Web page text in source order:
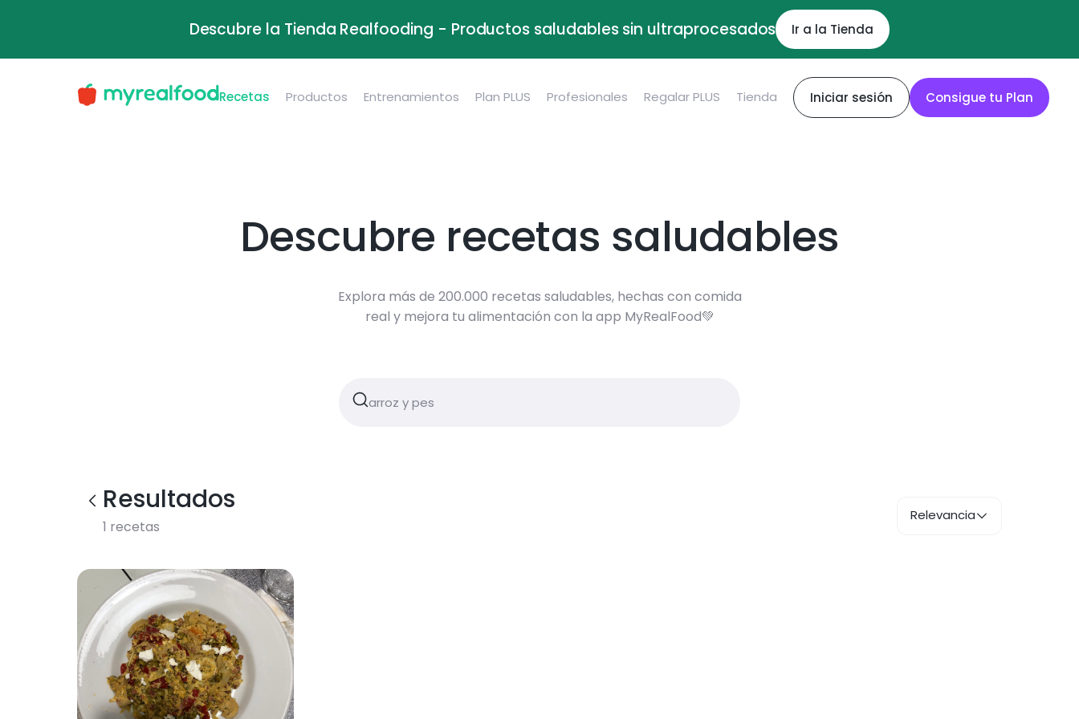
Descubre la Tienda Realfooding - Productos saludables sin ultraprocesados Ir a la Tienda
Recetas Productos Entrenamientos Plan PLUS Profesionales Regalar PLUS Tienda Iniciar sesión Consigue tu Plan
Descubre recetas saludables
Explora más de 200.000 recetas saludables, hechas con comida
real y mejora tu alimentación con la app MyRealFood💚
Resultados
1 recetas
Relevancia